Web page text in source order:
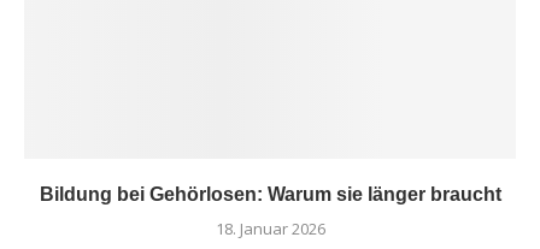
Bildung bei Gehörlosen: Warum sie länger braucht
18. Januar 2026